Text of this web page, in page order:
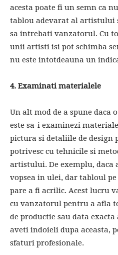
acesta poate fi un semn ca
tablou adevarat al artistului
sa intrebati vanzatorul. Cu
unii artisti isi pot schimba
nu este intotdeauna un
4. Examinati materialele
Un alt mod de a spune daca
este sa-i examinezi
pictura si detaliile de design
potrivesc cu tehnicile si
artistului. De exemplu, daca
vopsea in ulei, dar tabloul
pare a fi acrilic. Acest lucru
cu vanzatorul pentru a afla
de productie sau data
aveti indoieli dupa aceasta,
sfaturi profesionale.